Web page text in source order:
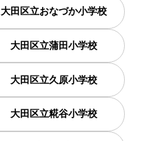
大田区立おなづか小学校
大田区立蒲田小学校
大田区立久原小学校
大田区立糀谷小学校